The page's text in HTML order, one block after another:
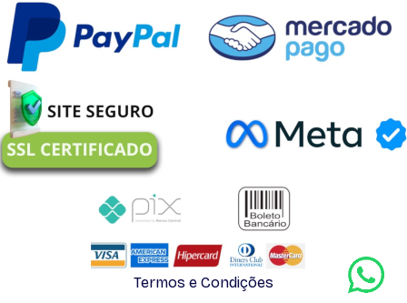
Termos e Condições